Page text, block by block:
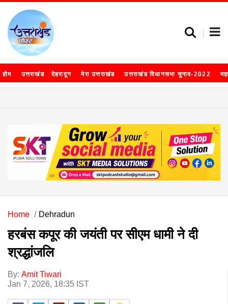
होम उत्तराखंड देहरादून मेरा उत्तराखंड उत्तराखंड विधानसभा चुनाव-2022
Home Dehradun
हरबंस कपूर की जयंती पर सीएम धामी ने दी
श्रद्धांजलि
By: Amit Tiwari
Jan 7, 2026, 18:35 IST